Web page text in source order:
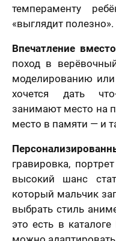
темпераменту
«выглядит полезно».
Впечатление
поход в
моделированию или
хочется дать
занимают место на
место в памяти — и
гравировка,
высокий шанс
который мальчик
выбрать стиль
это есть в
Вашего
Ваше имя
К какому
картину?
Ответьте на
вашего портрета
Как
скоро
Вам
нужен
Ответьте
на
вопросы
и
узнайте
стоимость
вашего
портрета
шаг!
контакты,
цену и
15 минут.
на
Ваша оценка*
Ваш Отзыв